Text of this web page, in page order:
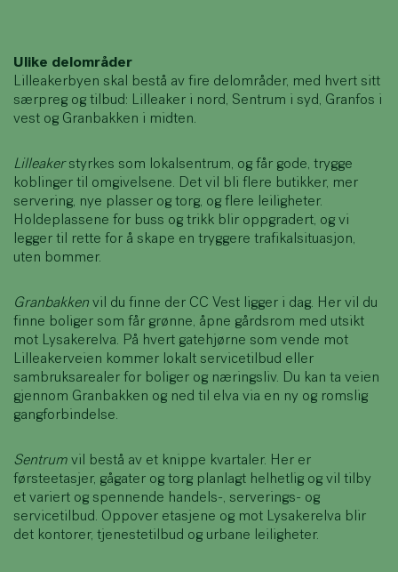
Ulike delområder
Lilleakerbyen skal bestå av fire delområder, med hvert sitt
særpreg og tilbud: Lilleaker i nord, Sentrum i syd, Granfos i
vest og Granbakken i midten.
Lilleakerstyrkes som lokalsentrum, og får gode, trygge
koblinger til omgivelsene. Det vil bli flere butikker, mer
servering, nye plasser og torg, og flere leiligheter.
Holdeplassene for buss og trikk blir oppgradert, og vi
legger til rette for å skape en tryggere trafikalsituasjon,
uten bommer.
Granbakken vil du finne der CC Vest ligger i dag. Her vil du
finne boliger som får grønne, åpne gårdsrom med utsikt
mot Lysakerelva. På hvert gatehjørne som vende mot
Lilleakerveien kommer lokalt servicetilbud eller
sambruksarealer for boliger og næringsliv. Du kan ta veien
gjennom Granbakken og ned til elva via en ny og romslig
gangforbindelse.
Sentrum vil bestå av et knippe kvartaler. Her er
førsteetasjer, gågater og torg planlagt helhetlig og vil tilby
et variert og spennende handels-, serverings- og
servicetilbud. Oppover etasjene og mot Lysakerelva blir
det kontorer, tjenestetilbud og urbane leiligheter.